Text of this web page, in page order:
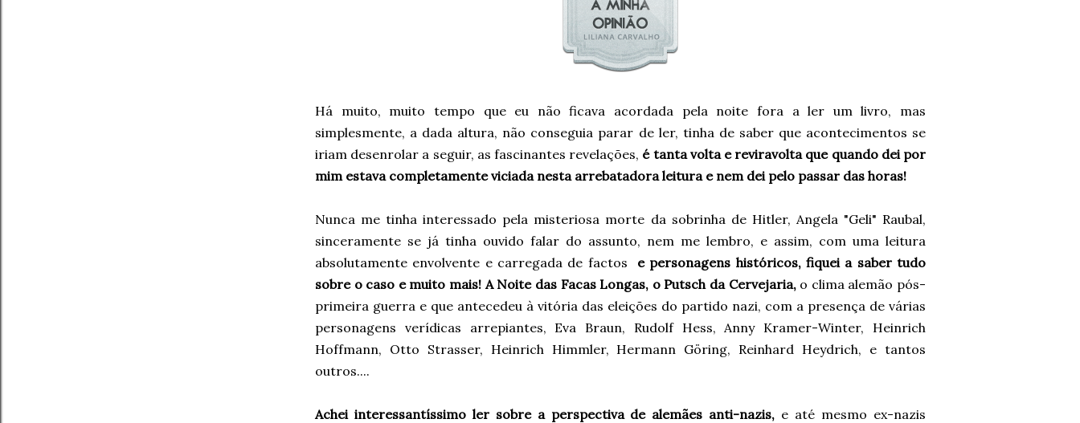
Há muito, muito tempo que eu não ficava acordada pela noite fora a ler um livro, mas
simplesmente, a dada altura, não conseguia parar de ler, tinha de saber que acontecimentos se
iriam desenrolar a seguir, as fascinantes revelações, é tanta volta e reviravolta que quando dei por
mim estava completamente viciada nesta arrebatadora leitura e nem dei pelo passar das horas!
Nunca me tinha interessado pela misteriosa morte da sobrinha de Hitler, Angela "Geli" Raubal,
sinceramente se já tinha ouvido falar do assunto, nem me lembro, e assim, com uma leitura
absolutamente envolvente e carregada de factos e personagens históricos, fiquei a saber tudo
sobre o caso e muito mais! A Noite das Facas Longas, o Putsch da Cervejaria,o clima alemão pós-
primeira guerra e que antecedeu à vitória das eleições do partido nazi, com a presença de várias
personagens verídicas arrepiantes, Eva Braun, Rudolf Hess, Anny Kramer-Winter, Heinrich
Hoffmann, Otto Strasser, Heinrich Himmler, Hermann Göring, Reinhard Heydrich, e tantos
outros....
Achei interessantíssimo ler sobre a perspectiva de alemães anti-nazis, e até mesmo ex-nazis